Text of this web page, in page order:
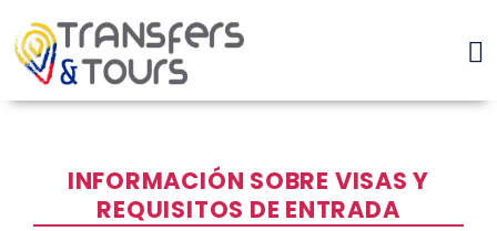
INFORMACIÓN SOBRE VISAS Y
REQUISITOS DE ENTRADA